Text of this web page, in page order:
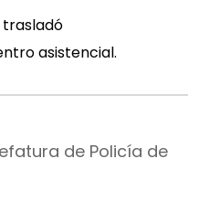
trasladó
asistencial.
de Policía de